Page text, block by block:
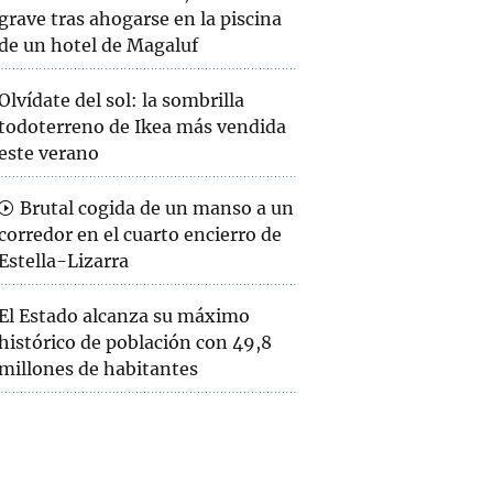
grave tras ahogarse en la piscina
un hotel de Magaluf
del sol: la sombrilla
de Ikea más vendida
verano
Brutal cogida de un manso a un
en el cuarto encierro de
Lizarra
Estado alcanza su máximo
de población con 49,8
de habitantes